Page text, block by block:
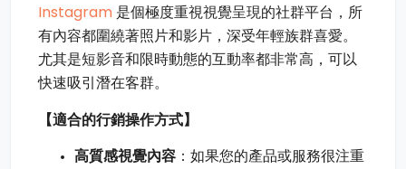
Instagram 是個極度重視視覺呈現的社群平台，所
有內容都圍繞著照片和影片，深受年輕族群喜愛。
尤其是短影音和限時動態的互動率都非常高，可以
快速吸引潛在客群。
【適合的行銷操作方式】
高質感視覺內容 ：如果您的產品或服務很注重